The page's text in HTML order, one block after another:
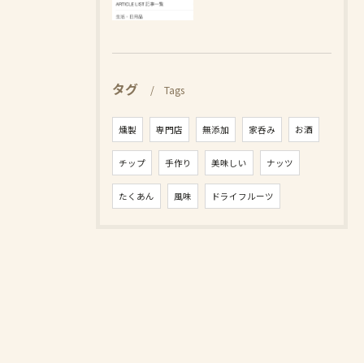
タグ Tags
燻製 専門店 無添加 家呑み お酒
チップ 手作り 美味しい ナッツ
たくあん 風味 ドライフルーツ